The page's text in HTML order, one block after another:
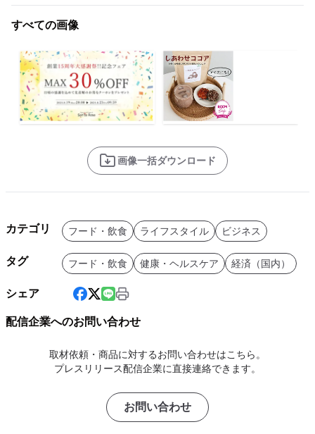
すべての画像
画像一括ダウンロード
カテゴリ フード・飲食 ライフスタイル ビジネス
タグ フード・飲食 健康・ヘルスケア 経済（国内）
シェア
配信企業へのお問い合わせ
取材依頼・商品に対するお問い合わせはこちら。
プレスリリース配信企業に直接連絡できます。
お問い合わせ